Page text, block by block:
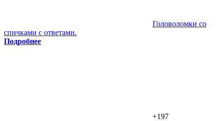
Головоломки со
спичками с ответами.
Подробнее
+197